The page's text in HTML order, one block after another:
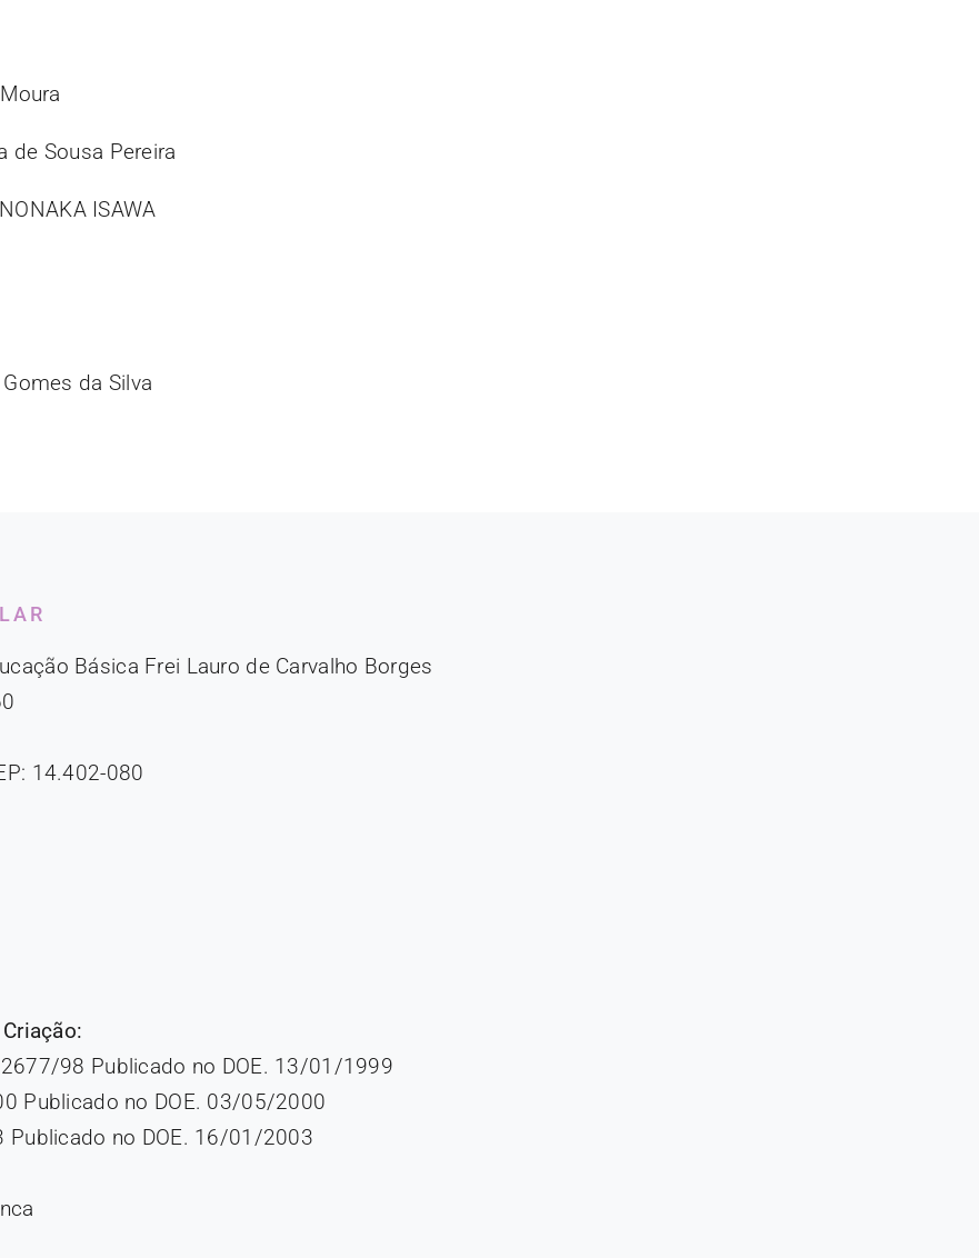
de Sousa Pereira
ISAWA
da Silva
Básica Frei Lauro de Carvalho Borges
14.402-080
98 Publicado no DOE. 13/01/1999
Publicado no DOE. 03/05/2000
Publicado no DOE. 16/01/2003